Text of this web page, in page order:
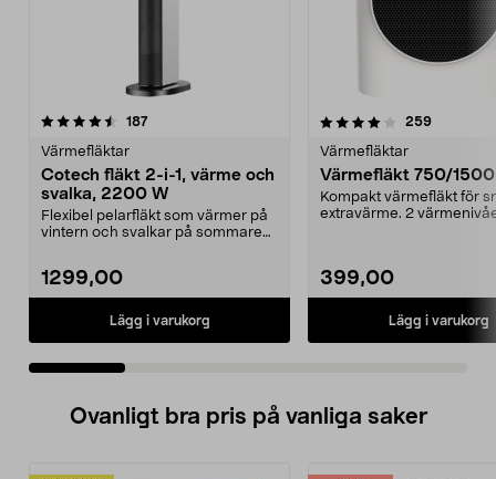
187recensioner
Värmefläktar
Cotech fläkt 2-i-1, värme och
svalka, 2200 W
Flexibel pelarfläkt som värmer på
vintern och svalkar på sommaren.
1299,00
Lägg i varukorg
4.0 av 5 stjärnor 259
Värmefläktar
Värmefläkt 750/1500
Kompakt värmefläkt för
extravärme. 2
399,00
Lägg i varukorg
4.0 av 5 stjärnor
Ovanligt bra pris på vanliga saker